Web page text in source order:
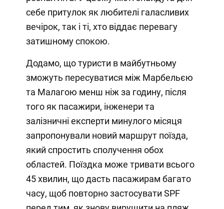
себе притулок як любителі галасливих
вечірок, так і ті, хто віддає перевагу
затишному спокою.
Додамо, що туристи в майбутньому
зможуть пересуватися між Марбельєю
та Малагою менш ніж за годину, після
того як пасажири, інженери та
залізничні експерти минулого місяця
запропонували новий маршрут поїзда,
який спростить сполучення обох
областей. Поїздка може тривати всього
45 хвилин, що дасть пасажирам багато
часу, щоб повторно застосувати SPF